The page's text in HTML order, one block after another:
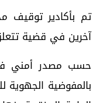
تم بأكادير توقيف
آخرين في قضية
حسب مصدر أمني
بالمفوضية الجهوية